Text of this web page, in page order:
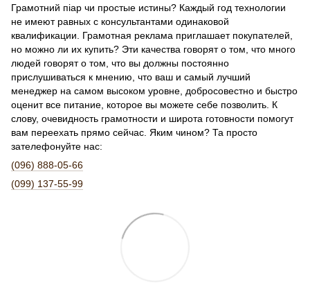
Грамотний піар чи простые истины? Каждый год технологии
не имеют равных с консультантами одинаковой
квалификации. Грамотная реклама приглашает покупателей,
но можно ли их купить? Эти качества говорят о том, что много
людей говорят о том, что вы должны постоянно
прислушиваться к мнению, что ваш и самый лучший
менеджер на самом высоком уровне, добросовестно и быстро
оценит все питание, которое вы можете себе позволить. К
слову, очевидность грамотности и широта готовности помогут
вам переехать прямо сейчас. Яким чином? Та просто
зателефонуйте нас:
(096) 888-05-66
(099) 137-55-99